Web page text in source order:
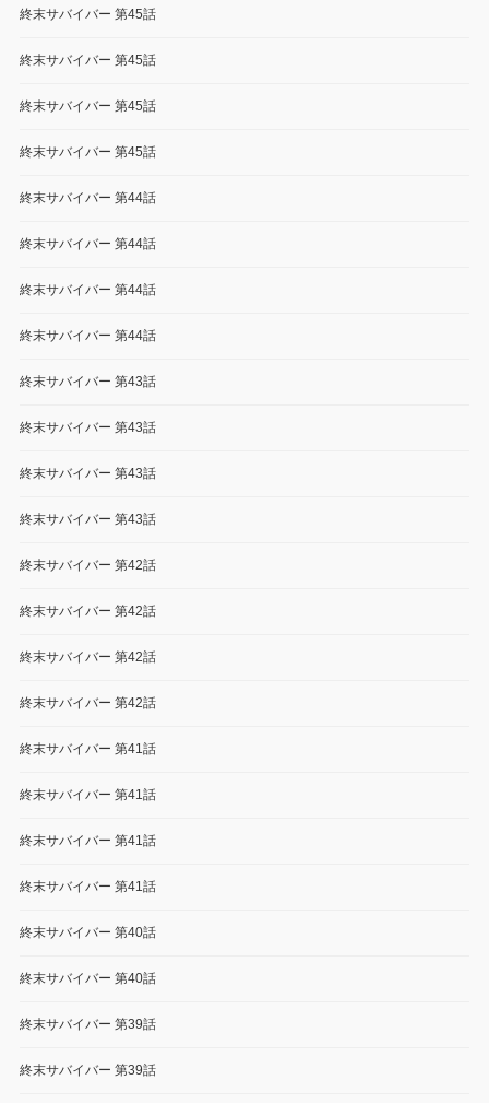
終末サバイバー 第45話
終末サバイバー 第45話
終末サバイバー 第45話
終末サバイバー 第45話
終末サバイバー 第44話
終末サバイバー 第44話
終末サバイバー 第44話
終末サバイバー 第44話
終末サバイバー 第43話
終末サバイバー 第43話
終末サバイバー 第43話
終末サバイバー 第43話
終末サバイバー 第42話
終末サバイバー 第42話
終末サバイバー 第42話
終末サバイバー 第42話
終末サバイバー 第41話
終末サバイバー 第41話
終末サバイバー 第41話
終末サバイバー 第41話
終末サバイバー 第40話
終末サバイバー 第40話
終末サバイバー 第39話
終末サバイバー 第39話